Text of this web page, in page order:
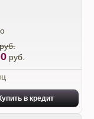
руб.
в кредит